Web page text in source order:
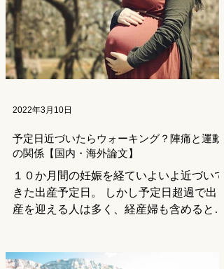
予定日近づいたらウォーキング？陣痛と運動
の関係【国内・海外論文】
１０か月間の妊娠を経ていよいよ近づいて
きた出産予定日。 しかし予定日超過で出
産を迎える人は多く、経産婦も含めると平
定日がもうすぐだから沢山歩かなきゃ」と
2022年3月10日